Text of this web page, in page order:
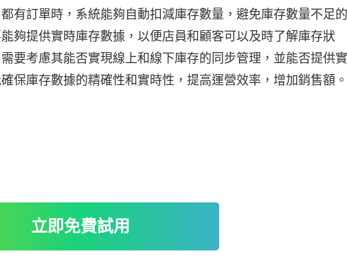
有訂單時，系統能夠自動扣減庫存數量，避免庫存數量不足
夠提供實時庫存數據，以便店員和顧客可以及時了解庫存狀
要考慮其能否實現線上和線下庫存的同步管理，並能否提供
保庫存數據的精確性和實時性，提高運營效率，增加銷售額
立即免費試用